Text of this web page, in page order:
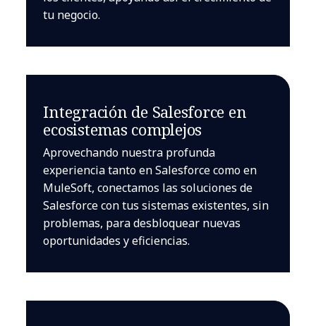
tu negocio.
Integración de Salesforce en
ecosistemas complejos
Aprovechando nuestra profunda
experiencia tanto en Salesforce como en
MuleSoft, conectamos las soluciones de
Salesforce con tus sistemas existentes, sin
problemas, para desbloquear nuevas
oportunidades y eficiencias.